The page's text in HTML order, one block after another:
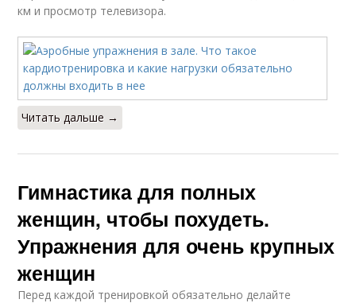
км и просмотр телевизора.
Читать дальше →
Гимнастика для полных
женщин, чтобы похудеть.
Упражнения для очень крупных
женщин
Перед каждой тренировкой обязательно делайте